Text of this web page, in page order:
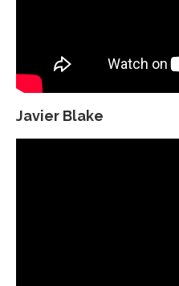
Javier Blake